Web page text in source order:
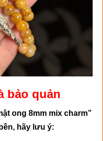
bảo quản
ong 8mm mix charm”
hãy lưu ý: